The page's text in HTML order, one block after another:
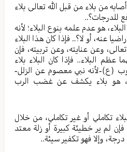
من بلاء من قبل الله تعالى بلاء
للدرجات؟..
هو عدم علمه بنوع البلاء؛ لأنه
عنه، أو لا؟.. فإذا كان هذا البلاء
وعن عنايته، وعن تربيته، فإن
عظم البلاء.. فإذا كان البلاء بلاء
أيوب (ع)-لأنه نبي معصوم عن الزلل-
هو بلاء يكشف عن غضب الرب
تكاملي أو غير تكاملي، من خلال
لم ير خطيئة كبيرة أو زلة معتد
درجة، وإلا فهو تكفير سيئة..